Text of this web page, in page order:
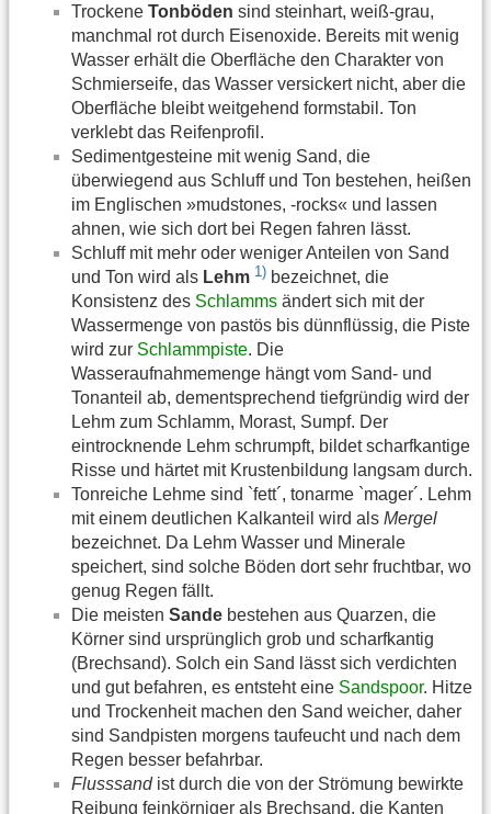
Trockene Tonböden sind steinhart, weiß-grau,
manchmal rot durch Eisenoxide. Bereits mit wenig
Wasser erhält die Oberfläche den Charakter von
Schmierseife, das Wasser versickert nicht, aber die
Oberfläche bleibt weitgehend formstabil. Ton
verklebt das Reifenprofil.
Sedimentgesteine mit wenig Sand, die
überwiegend aus Schluff und Ton bestehen, heißen
im Englischen »mudstones, -rocks« und lassen
ahnen, wie sich dort bei Regen fahren lässt.
Schluff mit mehr oder weniger Anteilen von Sand
und Ton wird als Lehm 1) bezeichnet, die
Konsistenz des Schlamms ändert sich mit der
Wassermenge von pastös bis dünnflüssig, die Piste
wird zur Schlammpiste. Die
Wasseraufnahmemenge hängt vom Sand- und
Tonanteil ab, dementsprechend tiefgründig wird der
Lehm zum Schlamm, Morast, Sumpf. Der
eintrocknende Lehm schrumpft, bildet scharfkantige
Risse und härtet mit Krustenbildung langsam durch.
Tonreiche Lehme sind `fett´, tonarme `mager´. Lehm
mit einem deutlichen Kalkanteil wird als Mergel
bezeichnet. Da Lehm Wasser und Minerale
speichert, sind solche Böden dort sehr fruchtbar, wo
genug Regen fällt.
Die meisten Sande bestehen aus Quarzen, die
Körner sind ursprünglich grob und scharfkantig
(Brechsand). Solch ein Sand lässt sich verdichten
und gut befahren, es entsteht eine Sandspoor. Hitze
und Trockenheit machen den Sand weicher, daher
sind Sandpisten morgens taufeucht und nach dem
Regen besser befahrbar.
Flusssandist durch die von der Strömung bewirkte
Reibung feinkörniger als Brechsand, die Kanten